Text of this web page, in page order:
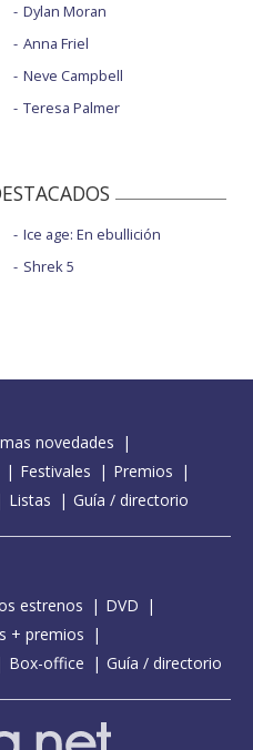
Dylan Moran
Anna Friel
Neve Campbell
Teresa Palmer
Ice age: En ebullición
Shrek 5
novedades
Festivales
Premios
Listas Guía / directorio
estrenos
DVD
+ premios
Box-office Guía / directorio